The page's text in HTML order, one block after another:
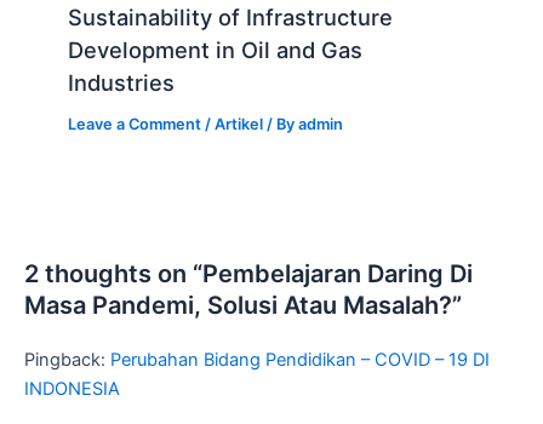
Sustainability of Infrastructure
Development in Oil and Gas
Industries
Leave a Comment /Artikel / Byadmin
2 thoughts on “Pembelajaran Daring Di
Masa Pandemi, Solusi Atau Masalah?”
Pingback: Perubahan Bidang Pendidikan – COVID – 19 DI
INDONESIA